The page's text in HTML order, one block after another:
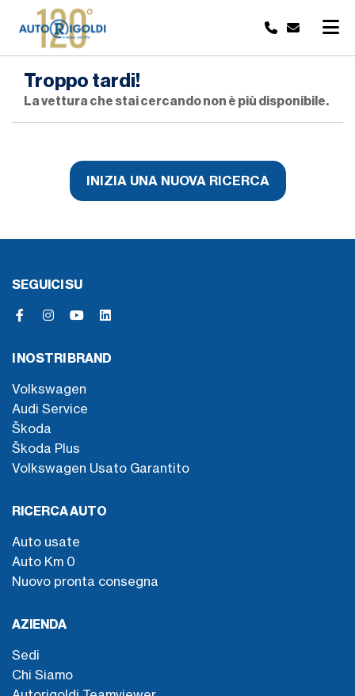
Troppo tardi!
La vettura che stai cercando non è più disponibile.
INIZIA UNA NUOVA RICERCA
SEGUICI SU
I NOSTRI BRAND
Volkswagen
Audi Service
Škoda
Škoda Plus
Volkswagen Usato Garantito
RICERCA AUTO
Auto usate
Auto Km 0
Nuovo pronta consegna
AZIENDA
Sedi
Chi Siamo